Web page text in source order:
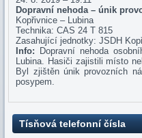
Dopravní nehoda – únik
Kopřivnice – Lubina
Technika: CAS 24 T 815
Zasahující jednotky: JSDH
Info: Dopravní nehoda
Lubina. Hasiči zajistili místo
Byl zjištěn únik provozních
posypem.
Tísňová telefonní čísla